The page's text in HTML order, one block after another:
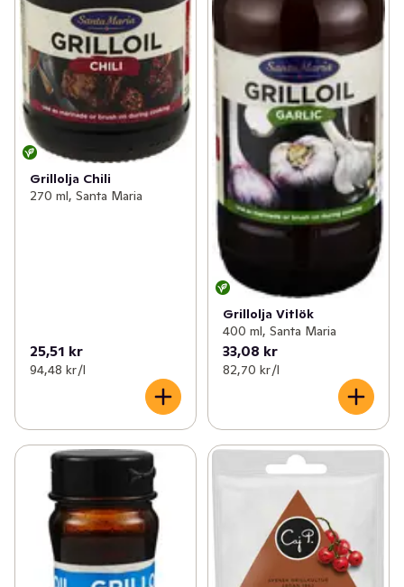
Grillolja Chili
270 ml, Santa Maria
25,51 kr
94,48 kr /l
Grillolja Vitlök
400 ml, Santa Maria
33,08 kr
82,70 kr /l